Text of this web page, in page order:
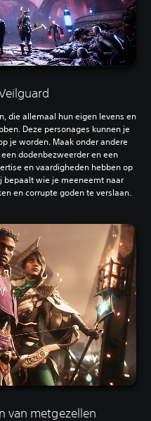
die allemaal hun eigen levens en
Deze personages kunnen je
je worden. Maak onder andere
dodenbezweerder en een
en vaardigheden hebben op
bepaalt wie je meeneemt naar
en corrupte goden te verslaan.
van metgezellen